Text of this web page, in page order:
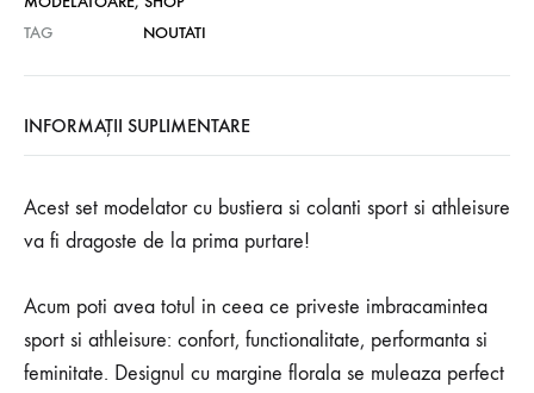
TAG
NOUTATI
INFORMAȚII SUPLIMENTARE
Acest set modelator cu bustiera si colanti sport si athleisure
va fi dragoste de la prima purtare!
Acum poti avea totul in ceea ce priveste imbracamintea
sport si athleisure: confort, functionalitate, performanta si
feminitate. Designul cu margine florala se muleaza perfect